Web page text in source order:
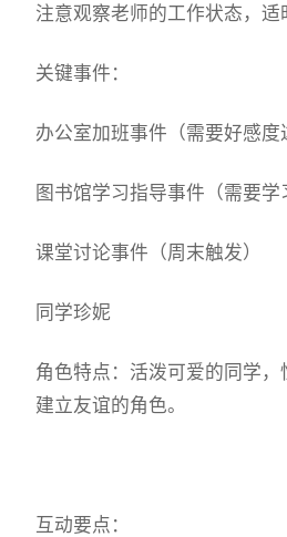
注意观察老师的工作状态，适
关键事件：
办公室加班事件（需要好感度
图书馆学习指导事件（需要学
课堂讨论事件（周末触发）
同学珍妮
角色特点：活泼可爱的同学
建立友谊的角色。
互动要点：